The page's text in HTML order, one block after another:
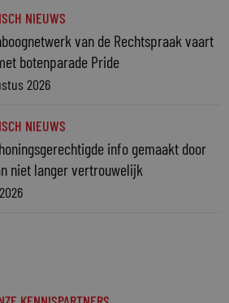
NIEUWS
van de Rechtspraak vaart
botenparade Pride
2026
NIEUWS
info gemaakt door
niet langer vertrouwelijk